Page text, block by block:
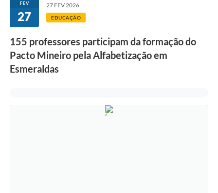
FEV
27
27 FEV 2026
EDUCAÇÃO
155 professores participam da formação do
Pacto Mineiro pela Alfabetização em
Esmeraldas